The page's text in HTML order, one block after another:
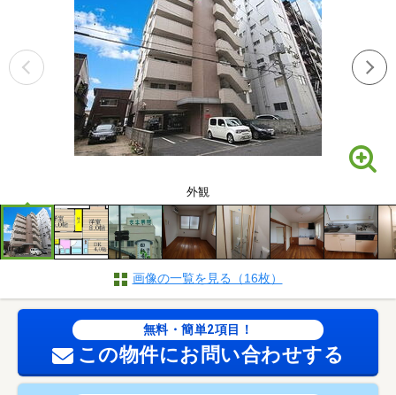
外観
画像の一覧を見る（16枚）
無料・簡単2項目！
この物件にお問い合わせする